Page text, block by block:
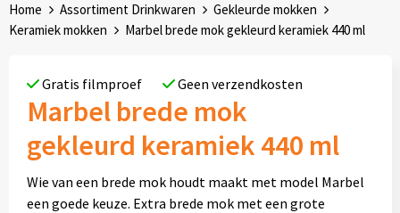
Gekleurde mokken
Drinkflessen
Thermosbekers
Sportflessen
Home Assortiment Drinkwaren
Gekleurde mokken
Keramiek mokken
Marbel brede mok gekleurd keramiek 440 ml
Gratis filmproef Geen verzendkosten
Marbel brede mok
gekleurd keramiek 440 ml
Wie van een brede mok houdt maakt met model Marbel
een goede keuze. Extra brede mok met een grote